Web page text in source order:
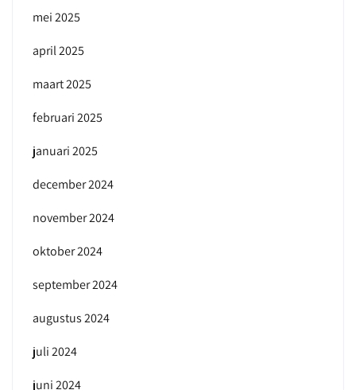
mei 2025
april 2025
maart 2025
februari 2025
januari 2025
december 2024
november 2024
oktober 2024
september 2024
augustus 2024
juli 2024
juni 2024